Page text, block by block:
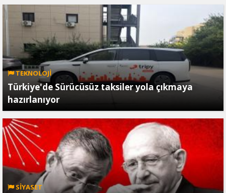
TEKNOLOJİ
Türkiye'de Sürücüsüz taksiler yola çıkmaya
hazırlanıyor
SİYASET